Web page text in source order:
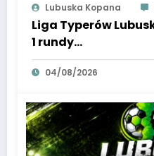
Lubuska Kopana
Liga Typerów
1 rundy…
04/08/2026